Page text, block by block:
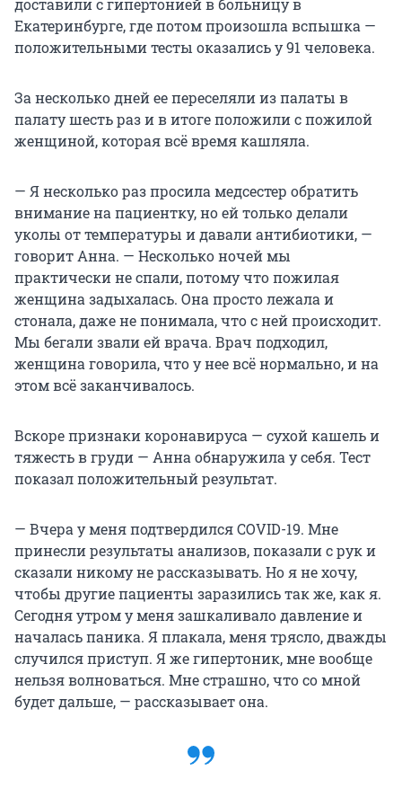
Екатеринбурге, где потом произошла вспышка —
положительными тесты оказались у 91 человека.
За несколько дней ее переселяли из палаты в
палату шесть раз и в итоге положили с пожилой
женщиной, которая всё время кашляла.
— Я несколько раз просила медсестер обратить
внимание на пациентку, но ей только делали
уколы от температуры и давали антибиотики, —
говорит Анна. — Несколько ночей мы
практически не спали, потому что пожилая
женщина задыхалась. Она просто лежала и
стонала, даже не понимала, что с ней происходит.
Мы бегали звали ей врача. Врач подходил,
женщина говорила, что у нее всё нормально, и на
этом всё заканчивалось.
Вскоре признаки коронавируса — сухой кашель и
тяжесть в груди — Анна обнаружила у себя. Тест
показал положительный результат.
— Вчера у меня подтвердился COVID-19. Мне
принесли результаты анализов, показали с рук и
сказали никому не рассказывать. Но я не хочу,
чтобы другие пациенты заразились так же, как я.
Сегодня утром у меня зашкаливало давление и
началась паника. Я плакала, меня трясло, дважды
случился приступ. Я же гипертоник, мне вообще
нельзя волноваться. Мне страшно, что со мной
будет дальше, — рассказывает она.